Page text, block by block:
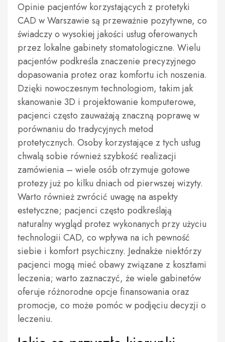
Opinie pacjentów korzystających z protetyki
CAD w Warszawie są przeważnie pozytywne, co
świadczy o wysokiej jakości usług oferowanych
przez lokalne gabinety stomatologiczne. Wielu
pacjentów podkreśla znaczenie precyzyjnego
dopasowania protez oraz komfortu ich noszenia.
Dzięki nowoczesnym technologiom, takim jak
skanowanie 3D i projektowanie komputerowe,
pacjenci często zauważają znaczną poprawę w
porównaniu do tradycyjnych metod
protetycznych. Osoby korzystające z tych usług
chwalą sobie również szybkość realizacji
zamówienia – wiele osób otrzymuje gotowe
protezy już po kilku dniach od pierwszej wizyty.
Warto również zwrócić uwagę na aspekty
estetyczne; pacjenci często podkreślają
naturalny wygląd protez wykonanych przy użyciu
technologii CAD, co wpływa na ich pewność
siebie i komfort psychiczny. Jednakże niektórzy
pacjenci mogą mieć obawy związane z kosztami
leczenia; warto zaznaczyć, że wiele gabinetów
oferuje różnorodne opcje finansowania oraz
promocje, co może pomóc w podjęciu decyzji o
leczeniu.